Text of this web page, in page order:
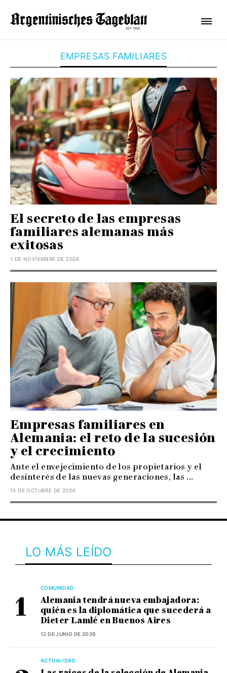
EMPRESAS FAMILIARES
El secreto de las empresas
familiares alemanas más
exitosas
1 DE NOVIEMBRE DE 2024
Empresas familiares en
Alemania: el reto de la sucesión
y el crecimiento
Ante el envejecimiento de los propietarios y el
desinterés de las nuevas generaciones, las ...
15 DE OCTUBRE DE 2024
LO MÁS LEÍDO
COMUNIDAD
Alemania tendrá nueva embajadora:
quién es la diplomática que sucederá a
Dieter Lamlé en Buenos Aires
12 DE JUNIO DE 2026
ACTUALIDAD